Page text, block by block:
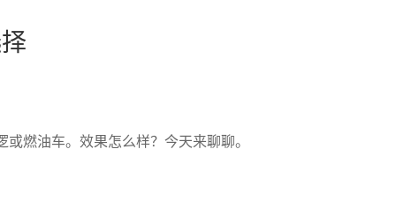
燃油车。效果怎么样？今天来聊聊。